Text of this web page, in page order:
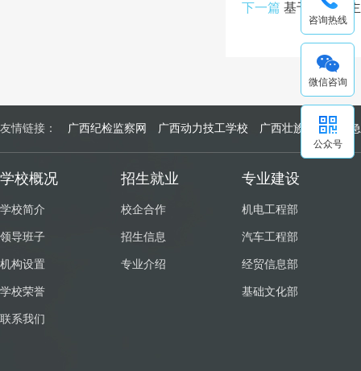
下一篇 基于校企双
友情链接： 广西纪检监察网 广西动力技工学校 广西壮族自治区应
学校概况
学校简介
领导班子
机构设置
学校荣誉
联系我们
招生就业
校企合作
招生信息
专业介绍
专业建设
机电工程部
汽车工程部
经贸信息部
基础文化部
咨询热线
微信咨询
公众号